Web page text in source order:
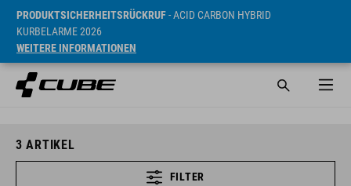
PRODUKTSICHERHEITSRÜCKRUF- ACID CARBON HYBRID
KURBELARME 2026
WEITERE INFORMATIONEN
3 ARTIKEL
FILTER